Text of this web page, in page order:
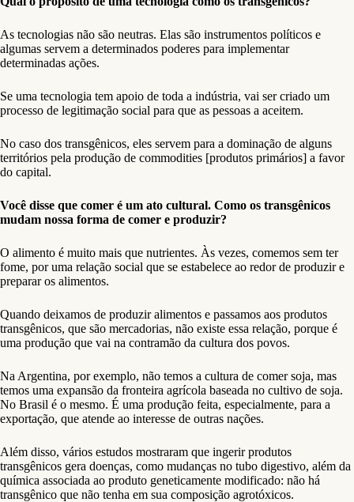
As tecnologias não são neutras. Elas são instrumentos políticos e
algumas servem a determinados poderes para implementar
determinadas ações.
Se uma tecnologia tem apoio de toda a indústria, vai ser criado um
processo de legitimação social para que as pessoas a aceitem.
No caso dos transgênicos, eles servem para a dominação de alguns
territórios pela produção de commodities [produtos primários] a favor
do capital.
Você disse que comer é um ato cultural. Como os transgênicos
mudam nossa forma de comer e produzir?
O alimento é muito mais que nutrientes. Às vezes, comemos sem ter
fome, por uma relação social que se estabelece ao redor de produzir e
preparar os alimentos.
Quando deixamos de produzir alimentos e passamos aos produtos
transgênicos, que são mercadorias, não existe essa relação, porque é
uma produção que vai na contramão da cultura dos povos.
Na Argentina, por exemplo, não temos a cultura de comer soja, mas
temos uma expansão da fronteira agrícola baseada no cultivo de soja.
No Brasil é o mesmo. É uma produção feita, especialmente, para a
exportação, que atende ao interesse de outras nações.
Além disso, vários estudos mostraram que ingerir produtos
transgênicos gera doenças, como mudanças no tubo digestivo, além da
química associada ao produto geneticamente modificado: não há
transgênico que não tenha em sua composição agrotóxicos.